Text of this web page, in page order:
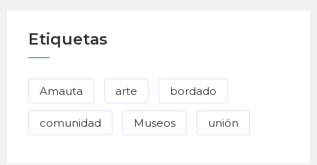
Etiquetas
Amauta arte bordado
comunidad Museos unión